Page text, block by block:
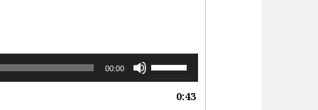
00:00
Utilisez
les
flèches
0:43